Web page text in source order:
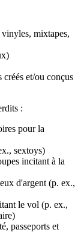
mixtapes,
et/ou conçus
:
pour la
sextoys)
incitant à la
d'argent (p. ex.,
le vol (p. ex.,
passeports et